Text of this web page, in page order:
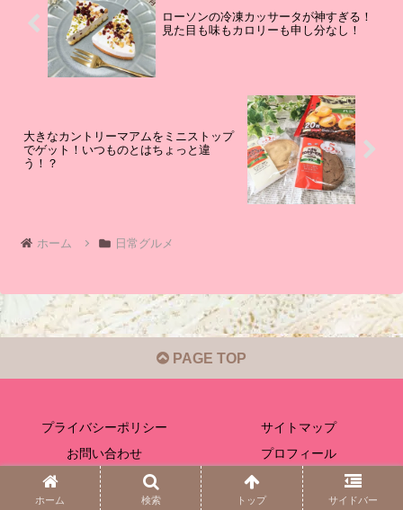
ローソンの冷凍カッサータが神すぎる！
見た目も味もカロリーも申し分なし！
大きなカントリーマアムをミニストップ
でゲット！いつものとはちょっと違
う！？
ホーム 日常グルメ
PAGE TOP
プライバシーポリシー
サイトマップ
お問い合わせ
プロフィール
© 2020-2026 ほっと日常グルメ.
ホーム 検索 トップ サイドバー